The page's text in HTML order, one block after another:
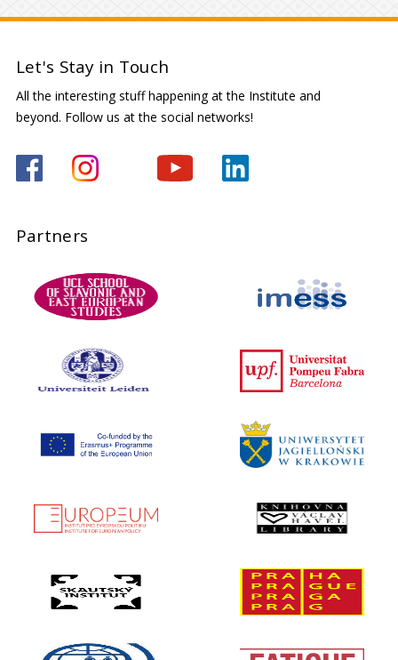
Let's Stay in Touch
All the interesting stuff happening at the Institute and
beyond. Follow us at the social networks!
Partners